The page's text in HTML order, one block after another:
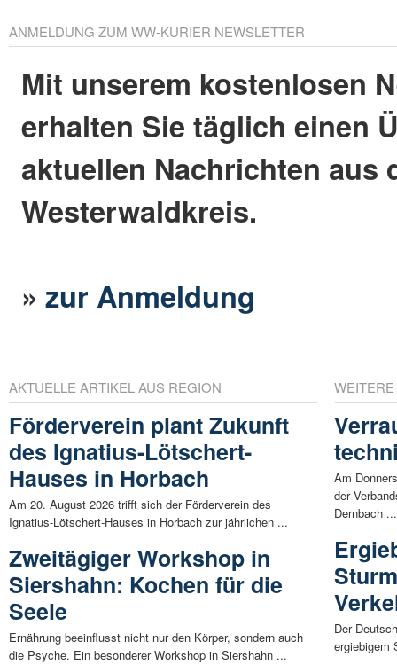
ANMELDUNG ZUM WW-KURIER NEWSLETTER
Mit unserem kostenlosen
erhalten Sie täglich einen
aktuellen Nachrichten aus
Westerwaldkreis.
»zur Anmeldung
AKTUELLE ARTIKEL AUS REGION
Förderverein plant Zukunft
des Ignatius-Lötschert-
Hauses in Horbach
Am 20. August 2026 trifft sich der Förderverein des
Ignatius-Lötschert-Hauses in Horbach zur jährlichen ...
Zweitägiger Workshop in
Siershahn: Kochen für die
Seele
Ernährung beeinflusst nicht nur den Körper, sondern auch
die Psyche. Ein besonderer Workshop in Siershahn ...
Am
der
Dernbach ...
Der
ergiebigem